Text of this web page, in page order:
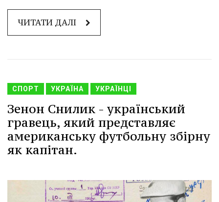
ЧИТАТИ ДАЛІ
СПОРТ УКРАЇНА УКРАЇНЦІ
Зенон Снилик - український
гравець, який представляє
американську футбольну збірну
як капітан.